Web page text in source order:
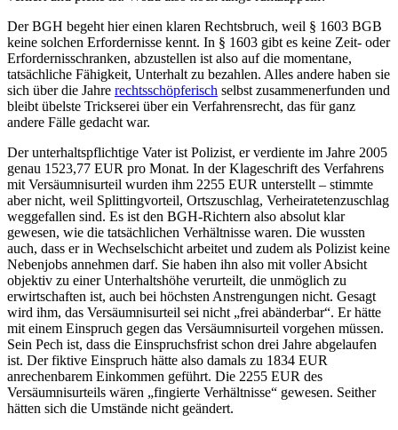
Der BGH begeht hier einen klaren Rechts­bruch, weil § 1603 BGB
keine solchen Erfordernisse kennt. In § 1603 gibt es keine Zeit- oder
Erfordernis­schranken, abzustellen ist also auf die momentane,
tatsächliche Fähigkeit, Unterhalt zu bezahlen. Alles andere haben sie
sich über die Jahre rechts­schöpferisch selbst zusammen­erfunden und
bleibt übelste Trickserei über ein Verfahrens­recht, das für ganz
andere Fälle gedacht war.
Der unterhalts­pflichtige Vater ist Polizist, er verdiente im Jahre 2005
genau 1523,77 EUR pro Monat. In der Klageschrift des Verfahrens
mit Versäumnis­urteil wurden ihm 2255 EUR unterstellt – stimmte
aber nicht, weil Splitting­vorteil, Ortszuschlag, Verheirateten­zuschlag
weggefallen sind. Es ist den BGH-Richtern also absolut klar
gewesen, wie die tatsächlichen Verhältnisse waren. Die wussten
auch, dass er in Wechselschicht arbeitet und zudem als Polizist keine
Nebenjobs annehmen darf. Sie haben ihn also mit voller Absicht
objektiv zu einer Unterhaltshöhe verurteilt, die unmöglich zu
erwirtschaften ist, auch bei höchsten Anstrengungen nicht. Gesagt
wird ihm, das Versäumnis­urteil sei nicht „frei abänderbar“. Er hätte
mit einem Einspruch gegen das Versäumnis­urteil vorgehen müssen.
Sein Pech ist, dass die Einspruchsfrist schon drei Jahre abgelaufen
ist. Der fiktive Einspruch hätte also damals zu 1834 EUR
anrechenbarem Einkommen geführt. Die 2255 EUR des
Versäumnis­urteils wären „fingierte Verhältnisse“ gewesen. Seither
hätten sich die Umstände nicht geändert.